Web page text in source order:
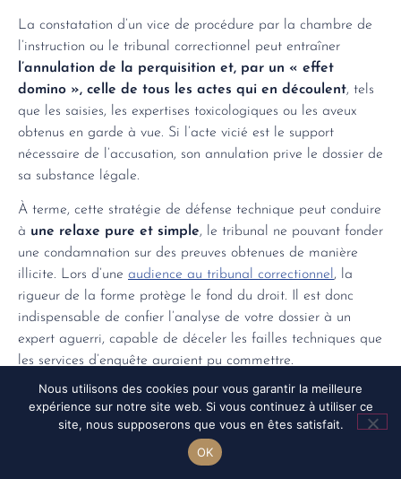
La constatation d’un vice de procédure par la chambre de
l’instruction ou le tribunal correctionnel peut entraîner
l’annulation de la perquisition et, par un « effet
domino », celle de tous les actes qui en découlent, tels
que les saisies, les expertises toxicologiques ou les aveux
obtenus en garde à vue. Si l’acte vicié est le support
nécessaire de l’accusation, son annulation prive le dossier de
sa substance légale.
À terme, cette stratégie de défense technique peut conduire
à une relaxe pure et simple, le tribunal ne pouvant fonder
une condamnation sur des preuves obtenues de manière
illicite. Lors d’une audience au tribunal correctionnel, la
rigueur de la forme protège le fond du droit. Il est donc
indispensable de confier l’analyse de votre dossier à un
expert aguerri, capable de déceler les failles techniques que
les services d’enquête auraient pu commettre.
Nous utilisons des cookies pour vous garantir la meilleure
expérience sur notre site web. Si vous continuez à utiliser ce
site, nous supposerons que vous en êtes satisfait.
OK